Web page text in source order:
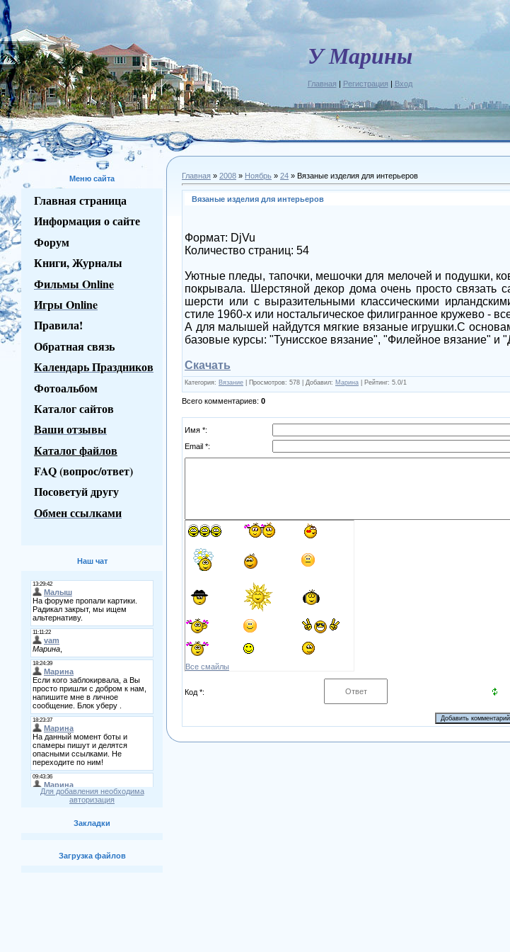
У Марины
Главная | Регистрация | Вход
Меню сайта
Главная страница
Информация о сайте
Форум
Книги, Журналы
Фильмы Online
Игры Online
Правила!
Обратная связь
Календарь Праздников
Фотоальбом
Каталог сайтов
Ваши отзывы
Каталог файлов
FAQ (вопрос/ответ)
Посоветуй другу
Обмен ссылками
Наш чат
Для добавления необходима
авторизация
Закладки
Загрузка файлов
Главная » 2008 » Ноябрь » 24 » Вязаные изделия для интерьеров
Вязаные изделия для интерьеров
Формат: DjVu
Количество страниц: 54
Уютные пледы, тапочки, мешочки для мелочей и подушки,
покрывала. Шерстяной декор дома очень просто связать
шерсти или с выразительными классическими
стиле 1960-х или ностальгическое филигранное кружево -
А для малышей найдутся мягкие вязаные игрушки.С
базовые курсы: "Тунисское вязание", "Филейное вязание" и
Скачать
Категория: Вязание Просмотров: 578 | Добавил: Марина Рейтинг: 5.0/1
Всего комментариев: 0
Имя *:
Email *:
Все смайлы
Код *: